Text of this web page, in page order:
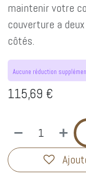
maintenir votre
couverture a
côtés.
Aucune réduction
115,69 €